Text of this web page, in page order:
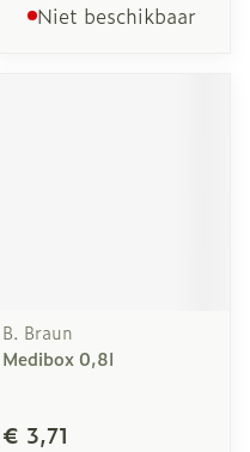
Niet beschikbaar
B. Braun
Medibox 0,8l
€ 3,71